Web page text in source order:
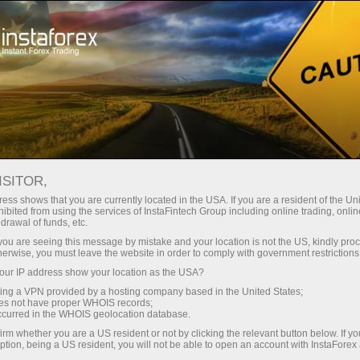
Промоакции События Инстасамолет
Коснитесь небес
валютного трейдинга с
ИнстаФорекс!
Наша компания заключила договор с одной из
крупнейших авиакомпаний Европы "Czech
Airlines" - о брендовом самолете ИнстаФорекс
shows that you are currently located in the USA. If you are a resident of the
from using the services of InstaFintech Group including online trading,
of funds, etc.
are seeing this message by mistake and your location is not the US, kindly
you must leave the website in order to comply with government
IP address show your location as the USA?
a VPN provided by a hosting company based in the United States;
not have proper WHOIS records;
in the WHOIS geolocation database.
whether you are a US resident or not by clicking the relevant button below. If
being a US resident, you will not be able to open an account with InstaForex